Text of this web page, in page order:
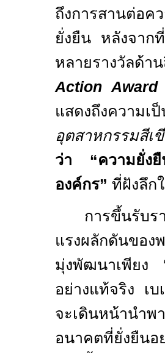
ถึงการสานต่อค
ยั่งยืน หลังจาก
หลายรางวัลด้
Action Award
แสดงถึงควา
อุตสาหกรรมสีเ
ว่า “ความยั่งยื
องค์กร” ที่ฝังลึก
การขึ้นรับ
แรงผลักดันของ
มุ่งพัฒนาเพียง
อย่างแท้จริง เ
จะเดินหน้านำพ
อนาคตที่ยั่งยืน